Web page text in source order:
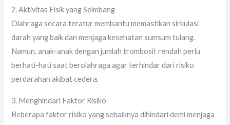
2. Aktivitas Fisik yang Seimbang
Olahraga secara teratur membantu memastikan sirkulasi
darah yang baik dan menjaga kesehatan sumsum tulang.
Namun, anak-anak dengan jumlah trombosit rendah perlu
berhati-hati saat berolahraga agar terhindar dari risiko
perdarahan akibat cedera.
3. Menghindari Faktor Risiko
Beberapa faktor risiko yang sebaiknya dihindari demi menjaga